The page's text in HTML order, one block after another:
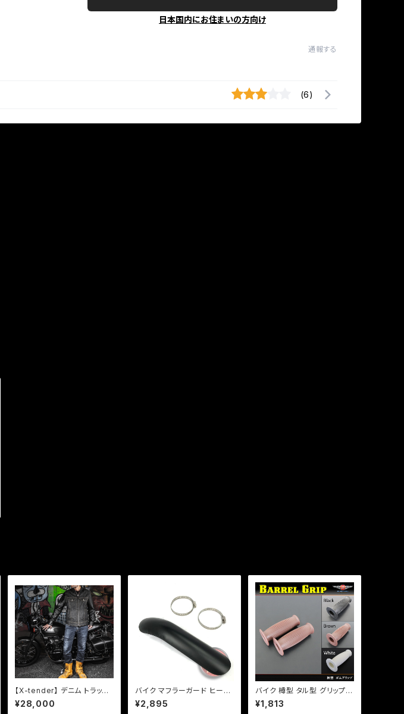
日本国内にお住まいの方向け
通報する
(6)
【X-tender】 デニム トラッカ
ー ジャケット 「XR-001」 バイ
クウエア シープスキン 岡山デ
¥28,000
バイク マフラーガード ヒート
ガード 湾曲タイプ 【ブラック】
マフラー 火傷防止 カスタム
¥2,895
バイク 樽型 タル型 グリップ 2
2mm 左右セット 【ホワイト】
選択 カスタム ゴムグリップ チ
¥1,813